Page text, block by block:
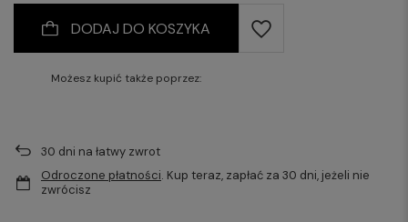
DODAJ DO KOSZYKA
Możesz kupić także poprzez:
30 dni na łatwy zwrot
Odroczone płatności. Kup teraz, zapłać za 30 dni, jeżeli nie
zwrócisz